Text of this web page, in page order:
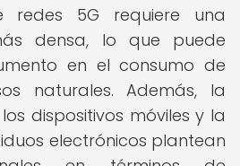
redes 5G requiere una
densa, lo que puede
en el consumo de
naturales. Además, la
dispositivos móviles y la
electrónicos plantean